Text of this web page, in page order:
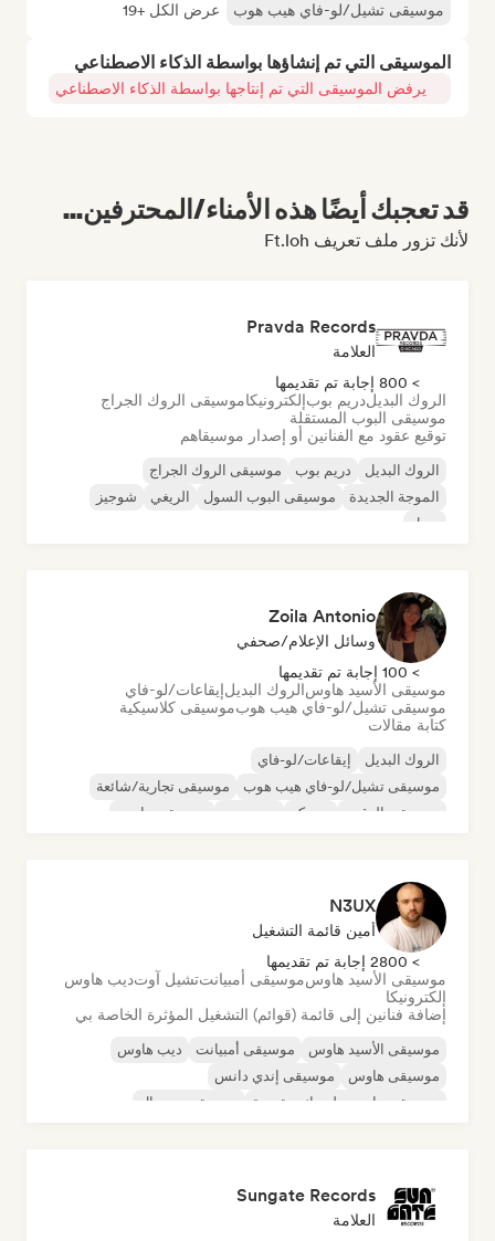
موسيقى تشيل/لو-فاي هيب هوب
عرض الكل +19
الموسيقى التي تم إنشاؤها بواسطة الذكاء الاصطناعي
يرفض الموسيقى التي تم إنتاجها بواسطة الذكاء الاصطناعي
قد تعجبك أيضًا هذه الأمناء/المحترفين...
لأنك تزور ملف تعريف Ft.loh
Pravda Records
العلامة
> 800 إجابة تم تقديمها
الروك البديلدريم بوبإلكترونيكاموسيقى الروك الجراج
موسيقى البوب المستقلة
توقيع عقود مع الفنانين أو إصدار موسيقاهم
الروك البديل دريم بوب
موسيقى الروك الجراج
الموجة الجديدة
موسيقى البوب السول الريغي
شوجيز
سول
Zoila Antonio
وسائل الإعلام/صحفي
> 100 إجابة تم تقديمها
موسيقى الأسيد هاوسالروك البديلإيقاعات/لو-فاي
موسيقى تشيل/لو-فاي هيب هوبموسيقى كلاسيكية
كتابة مقالات
الروك البديل
إيقاعات/لو-فاي
موسيقى تشيل/لو-فاي هيب هوب
موسيقى تجارية/شائعة
موسيقى الرقص
ديسكو موسيقى هاوس
N3UX
أمين قائمة التشغيل
> 2800 إجابة تم تقديمها
موسيقى الأسيد هاوسموسيقى أمبيانتتشيل آوتديب هاوس
إلكترونيكا
إضافة فنانين إلى قائمة (قوائم) التشغيل المؤثرة الخاصة بي
موسيقى الأسيد هاوس موسيقى أمبيانت
ديب هاوس
موسيقى هاوس
موسيقى إندي دانس
موسيقى هاوس ملوديك وتقدمية
موسيقى مينيمال
Sungate Records
العلامة